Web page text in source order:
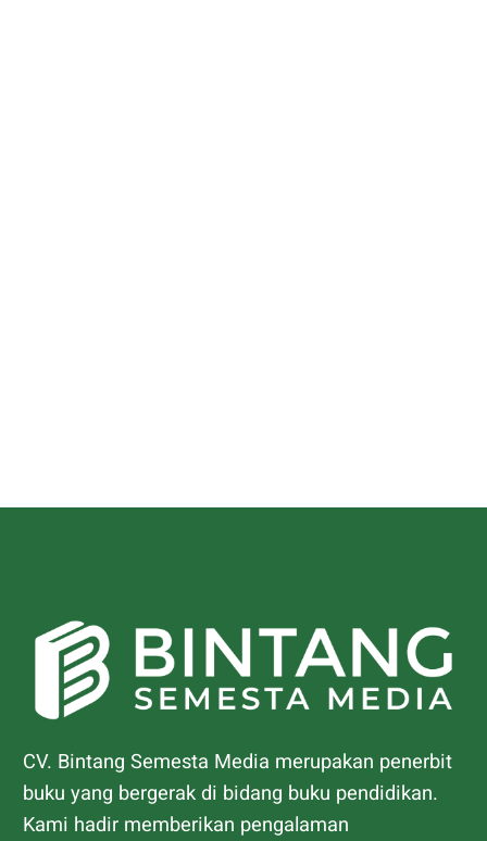
CV. Bintang Semesta Media merupakan penerbit
buku yang bergerak di bidang buku pendidikan.
Kami hadir memberikan pengalaman